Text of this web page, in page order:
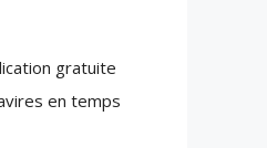
gratuite
en temps